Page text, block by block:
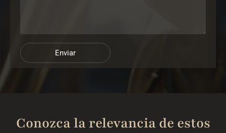
Enviar
Conozca la relevancia de estos